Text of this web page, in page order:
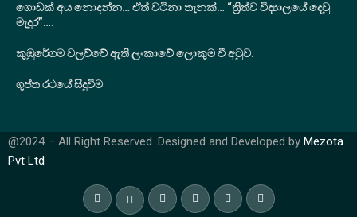
ගොඩක් අය නොදන්න… ඒත් වටිනා තැනක්… “ත්‍රිත්ව විද්‍යාලයේ දෙවු
මැදුර”….
කුඹුරේගම වලව්වේ ඇති ලංකාවේ ලොකුම වී අටුව.
ගුප්ත රථයේ සිදුවීම
@2024 – All Right Reserved. Designed and Developed by Mezota
Pvt Ltd